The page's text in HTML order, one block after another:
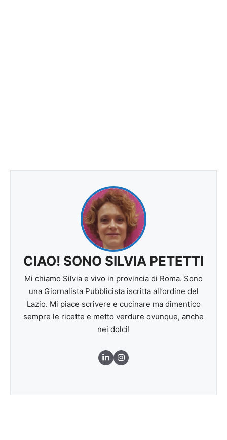
CIAO! SONO SILVIA PETETTI
Mi chiamo Silvia e vivo in provincia di Roma. Sono
una Giornalista Pubblicista iscritta all’ordine del
Lazio. Mi piace scrivere e cucinare ma dimentico
sempre le ricette e metto verdure ovunque, anche
nei dolci!